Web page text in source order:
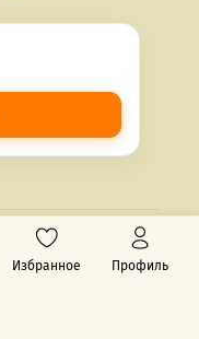
защищены.
Избранное Профиль